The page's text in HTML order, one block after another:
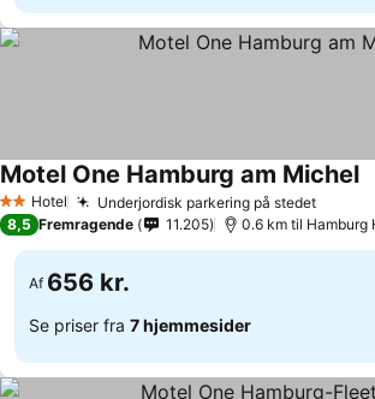
2 Stjerner
Hotel Underjordisk parkering på stedet
Motel One Hamburg am Michel
8,5 Fremragende 11.205 0.6 km til Hamburg
Af 656 kr.
Se priser fra 7 hjemmesider